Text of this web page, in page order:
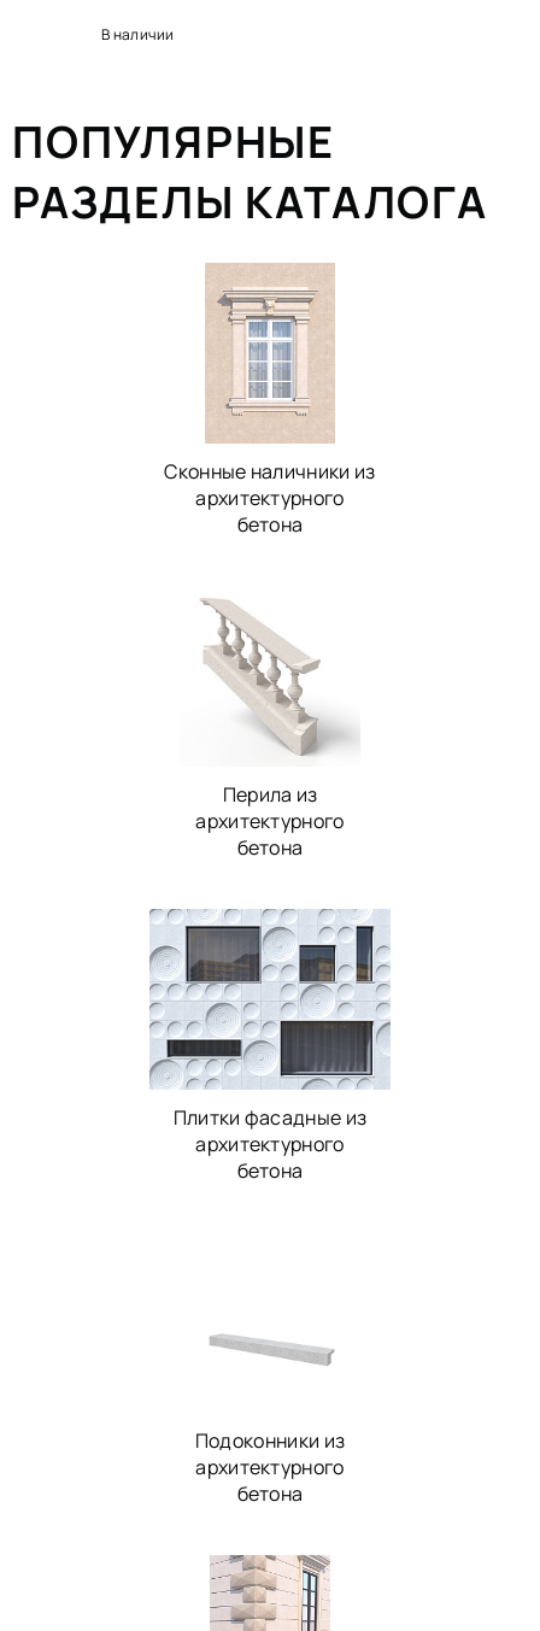
В наличии
ПОПУЛЯРНЫЕ
РАЗДЕЛЫ КАТАЛОГА
Сконные наличники из
архитектурного
бетона
Перила из
архитектурного
бетона
Плитки фасадные из
архитектурного
бетона
Подоконники из
архитектурного
бетона